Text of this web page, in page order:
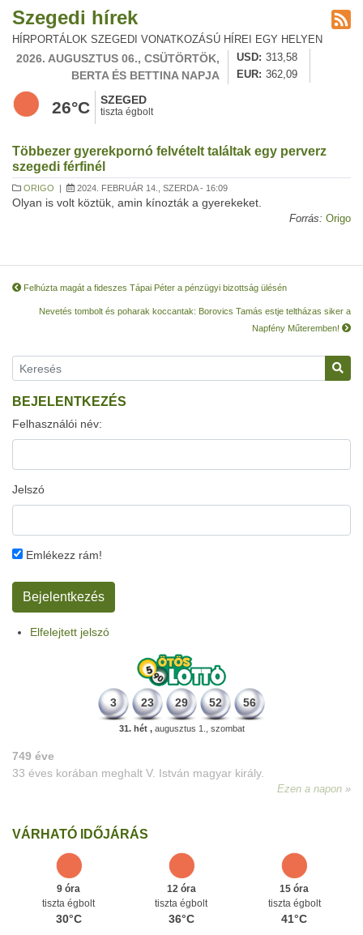
Szegedi hírek
HÍRPORTÁLOK SZEGEDI VONATKOZÁSÚ HÍREI EGY HELYEN
2026. AUGUSZTUS 06., CSÜTÖRTÖK,
BERTA ÉS BETTINA NAPJA
USD
313,58
EUR
362,09
26°C SZEGED
tiszta égbolt
Többezer gyerekpornó felvételt találtak egy perverz
szegedi férfinél
ORIGO | 2024. FEBRUÁR 14., SZERDA - 16:09
Olyan is volt köztük, amin kínozták a gyerekeket.
Forrás: Origo
Felhúzta magát a fideszes Tápai Péter a pénzügyi bizottság ülésén
Nevetés tombolt és poharak koccantak: Borovics Tamás estje teltházas siker a
Napfény Műteremben!
BEJELENTKEZÉS
Felhasználói név:
Jelszó
Emlékezz rám!
Elfelejtett jelszó
3 23 29 52 56
31. hét ,augusztus 1., szombat
VÁRHATÓ IDŐJÁRÁS
9 óra
tiszta égbolt
30°C
12 óra
tiszta égbolt
36°C
15 óra
tiszta égbolt
41°C